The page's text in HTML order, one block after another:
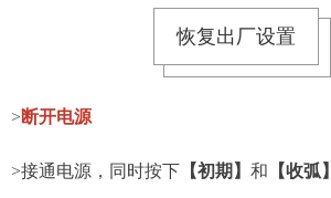
恢复出厂设置
>断开电源
>接通电源，同时按下 【初期】 和 【收弧】